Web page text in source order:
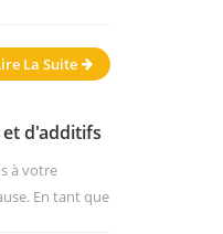
La Suite
d'additifs
à votre
En tant que